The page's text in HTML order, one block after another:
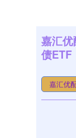
嘉汇
债ETF
嘉汇优